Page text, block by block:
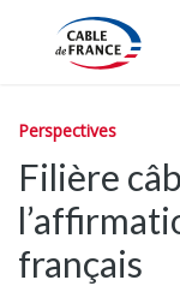
Perspectives
Filière
français